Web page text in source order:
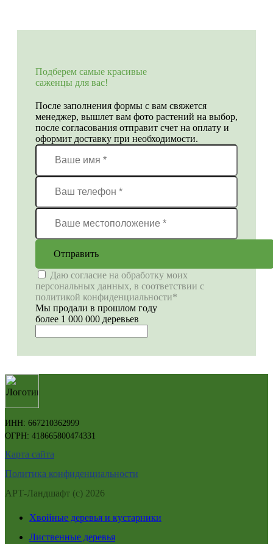
Подберем самые красивые
саженцы для вас!
После заполнения формы с вам свяжется
менеджер, вышлет вам фото растений на выбор,
после согласования отправит счет на оплату и
оформит доставку при необходимости.
Отправить
Даю согласие на обработку моих
персональных данных, в соответствии с
политикой конфиденциальности*
Мы продали в прошлом году
более 1 000 000 деревьев
ИНН: 667210362999
ОГРН: 418665800474331
Карта сайта
Политика конфиденциальности
АРТ-Ландшафт (с) 2026
Хвойные деревья и кустарники
Лиственные деревья